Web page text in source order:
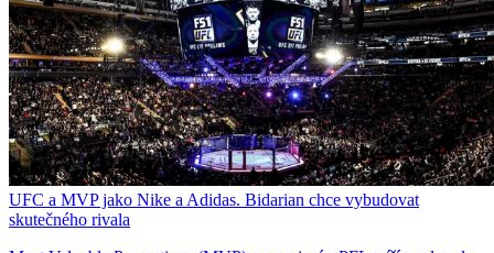
UFC a MVP jako Nike a Adidas. Bidarian chce vybudovat
skutečného rivala